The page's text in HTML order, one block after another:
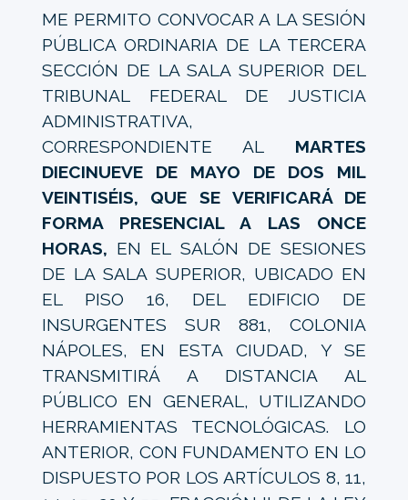
ME PERMITO CONVOCAR A LA SESIÓN
PÚBLICA ORDINARIA DE LA TERCERA
SECCIÓN DE LA SALA SUPERIOR DEL
TRIBUNAL FEDERAL DE JUSTICIA
ADMINISTRATIVA,
CORRESPONDIENTE AL MARTES
DIECINUEVE DE MAYO DE DOS MIL
VEINTISÉIS, QUE SE VERIFICARÁ DE
FORMA PRESENCIAL A LAS ONCE
HORAS, EN EL SALÓN DE SESIONES
DE LA SALA SUPERIOR, UBICADO EN
EL PISO 16, DEL EDIFICIO DE
INSURGENTES SUR 881, COLONIA
NÁPOLES, EN ESTA CIUDAD, Y SE
TRANSMITIRÁ A DISTANCIA AL
PÚBLICO EN GENERAL, UTILIZANDO
HERRAMIENTAS TECNOLÓGICAS. LO
ANTERIOR, CON FUNDAMENTO EN LO
DISPUESTO POR LOS ARTÍCULOS 8, 11,